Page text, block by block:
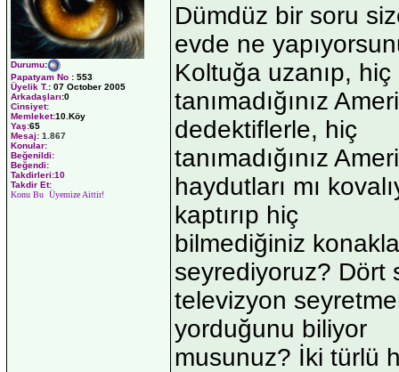
Durumu:
Papatyam No : 553
Üyelik T.: 07 October 2005
Arkadaşları:0
Cinsiyet:
Memleket:10.Köy
Yaş:65
Mesaj: 1.867
Konular:
Beğenildi:
Beğendi:
Takdirleri:10
Takdir Et:
Konu Bu Üyemize Aittir!
Dümdüz bir soru
evde ne
Koltuğa uzanıp, hiç
tanımadığınız
dedektiflerle, hiç
tanımadığınız
haydutları mı
kaptırıp hiç
bilmediğiniz
seyrediyoruz? Dört
televizyon
yorduğunu biliyor
musunuz? İki türlü